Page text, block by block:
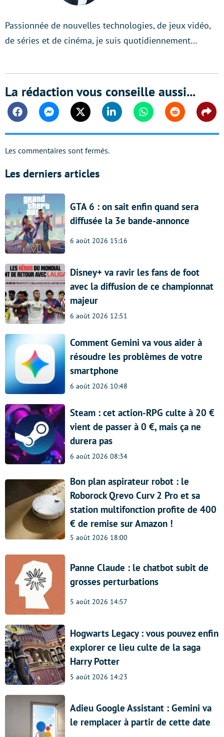
Passionnée de nouvelles technologies, de jeux vidéo,
de séries et de cinéma, je suis quotidiennement…
La rédaction vous conseille aussi...
FacebookMessengerTwitter Linkedin WhatsappReddit
Les commentaires sont fermés.
Les derniers articles
GTA 6 : on sait enfin quand sera
diffusée la 3e bande-annonce
6 août 2026 15:16
Disney+ va ravir les fans de foot
avec la diffusion de ce championnat
majeur
6 août 2026 12:51
Comment Gemini va vous aider à
résoudre les problèmes de votre
smartphone
6 août 2026 10:48
Steam : cet action-RPG culte à 20 €
vient de passer à 0 €, mais ça ne
durera pas
6 août 2026 08:34
Bon plan aspirateur robot : le
Roborock Qrevo Curv 2 Pro et sa
station multifonction profite de 400
€ de remise sur Amazon !
5 août 2026 18:00
Panne Claude : le chatbot subit de
grosses perturbations
5 août 2026 14:57
Hogwarts Legacy : vous pouvez enfin
explorer ce lieu culte de la saga
Harry Potter
5 août 2026 14:23
Adieu Google Assistant : Gemini va
le remplacer à partir de cette date